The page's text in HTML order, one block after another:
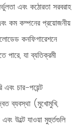
এবং কঠোরতা সরবরাহ
কম কম্পনের প্রয়োজনীয়
কনফিগারেশনে
যা ব্যতিক্রমী
চার-পয়েন্ট
ব্যবস্থা (মুখোমুখি,
উল্টে যাওয়া মুহুর্তগুলি